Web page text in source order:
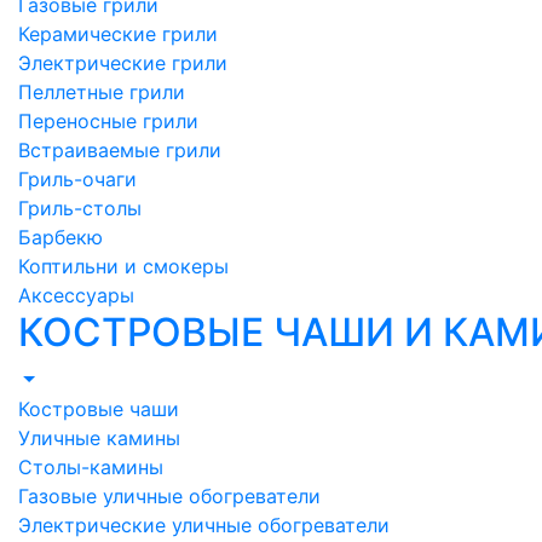
Газовые грили
Керамические грили
Электрические грили
Пеллетные грили
Переносные грили
Встраиваемые грили
Гриль-очаги
Гриль-столы
Барбекю
Коптильни и смокеры
Аксессуары
КОСТРОВЫЕ ЧАШИ И
Костровые чаши
Уличные камины
Столы-камины
Газовые уличные обогреватели
Электрические уличные обогреватели